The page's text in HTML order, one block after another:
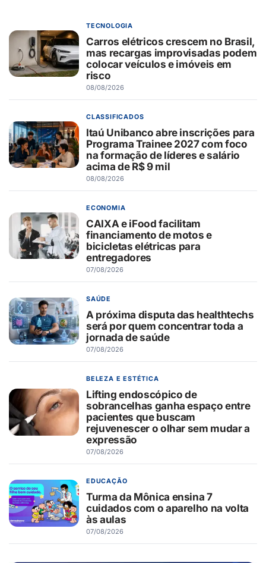
TECNOLOGIA
Carros elétricos crescem no Brasil,
mas recargas improvisadas podem
colocar veículos e imóveis em
risco
08/08/2026
CLASSIFICADOS
Itaú Unibanco abre inscrições para
Programa Trainee 2027 com foco
na formação de líderes e salário
acima de R$ 9 mil
08/08/2026
ECONOMIA
CAIXA e iFood facilitam
financiamento de motos e
bicicletas elétricas para
entregadores
07/08/2026
SAÚDE
A próxima disputa das healthtechs
será por quem concentrar toda a
jornada de saúde
07/08/2026
BELEZA E ESTÉTICA
Lifting endoscópico de
sobrancelhas ganha espaço entre
pacientes que buscam
rejuvenescer o olhar sem mudar a
expressão
07/08/2026
EDUCAÇÃO
Turma da Mônica ensina 7
cuidados com o aparelho na volta
às aulas
07/08/2026